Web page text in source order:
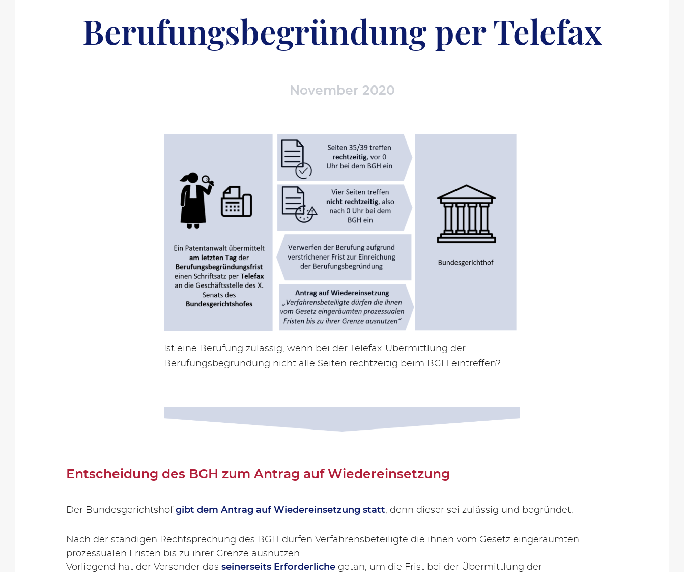
Berufungsbegründung per Telefax
November 2020
Ist eine Berufung zulässig, wenn bei der Telefax-Übermittlung der
Berufungsbegründung nicht alle Seiten rechtzeitig beim BGH eintreffen?
Entscheidung des BGH zum Antrag auf Wiedereinsetzung
Der Bundesgerichtshof gibt dem Antrag auf Wiedereinsetzung statt, denn dieser sei zulässig und begründet:
Nach der ständigen Rechtsprechung des BGH dürfen Verfahrensbeteiligte die ihnen vom Gesetz eingeräumten
prozessualen Fristen bis zu ihrer Grenze ausnutzen.
Vorliegend hat der Versender das seinerseits Erforderliche getan, um die Frist bei der Übermittlung der